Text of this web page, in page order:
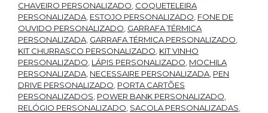
CHAVEIRO PERSONALIZADO COQUETELEIRA
PERSONALIZADA ESTOJO PERSONALIZADO FONE DE
OUVIDO PERSONALIZADO GARRAFA TÉRMICA
PERSONALIZADA GARRAFA TÉRMICA PERSONALIZADO
KIT CHURRASCO PERSONALIZADO KIT VINHO
PERSONALIZADO LÁPIS PERSONALIZADO MOCHILA
PERSONALIZADA NECESSAIRE PERSONALIZADA PEN
DRIVE PERSONALIZADO PORTA CARTÕES
PERSONALIZADOS POWER BANK PERSONALIZADO
RELÓGIO PERSONALIZADO SACOLA PERSONALIZADAS